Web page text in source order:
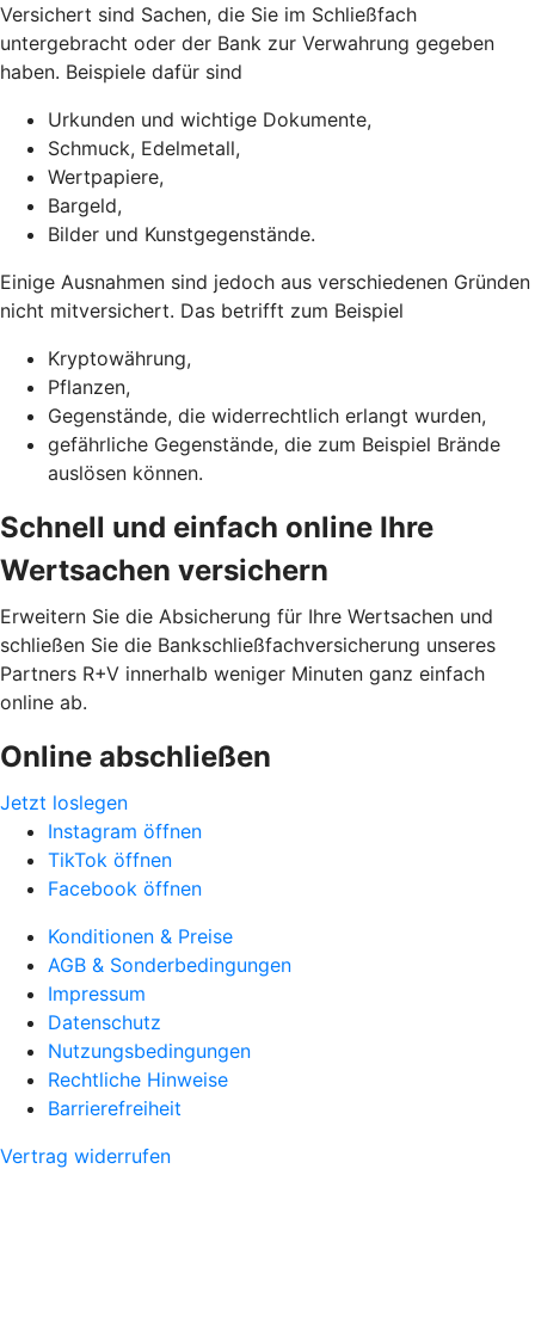
Versichert sind Sachen, die Sie im Schließfach
untergebracht oder der Bank zur Verwahrung gegeben
haben. Beispiele dafür sind
Urkunden und wichtige Dokumente,
Schmuck, Edelmetall,
Wertpapiere,
Bargeld,
Bilder und Kunstgegenstände.
Einige Ausnahmen sind jedoch aus verschiedenen Gründen
nicht mitversichert. Das betrifft zum Beispiel
Kryptowährung,
Pflanzen,
Gegenstände, die widerrechtlich erlangt wurden,
gefährliche Gegenstände, die zum Beispiel Brände
auslösen können.
Schnell und einfach online Ihre
Wertsachen versichern
Erweitern Sie die Absicherung für Ihre Wertsachen und
schließen Sie die Bankschließfachversicherung unseres
Partners R+V innerhalb weniger Minuten ganz einfach
online ab.
Online abschließen
Jetzt loslegen
Instagram öffnen
TikTok öffnen
Facebook öffnen
Konditionen & Preise
AGB & Sonderbedingungen
Impressum
Datenschutz
Nutzungsbedingungen
Rechtliche Hinweise
Barrierefreiheit
Vertrag widerrufen